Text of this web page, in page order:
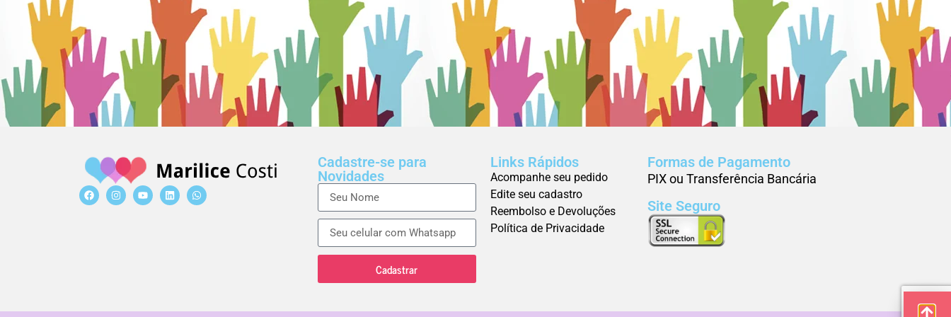
Cadastre-se para
Novidades
Cadastrar
Links Rápidos
Acompanhe seu pedido
Edite seu cadastro
Reembolso e Devoluções
Política de Privacidade
Formas de Pagamento
PIX ou Transferência Bancária
Site Seguro